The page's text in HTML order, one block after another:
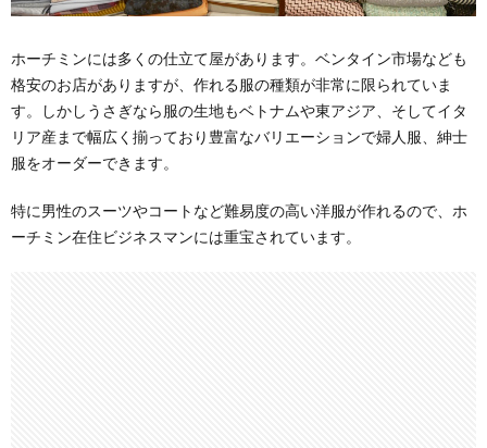
ホーチミンには多くの仕立て屋があります。ベンタイン市場なども
格安のお店がありますが、作れる服の種類が非常に限られていま
す。しかしうさぎなら服の生地もベトナムや東アジア、そしてイタ
リア産まで幅広く揃っており豊富なバリエーションで婦人服、紳士
服をオーダーできます。
特に男性のスーツやコートなど難易度の高い洋服が作れるので、ホ
ーチミン在住ビジネスマンには重宝されています。